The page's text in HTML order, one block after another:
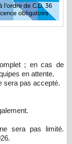
; en cas de
en attente.
sera pas accepté.
sera pas limité.